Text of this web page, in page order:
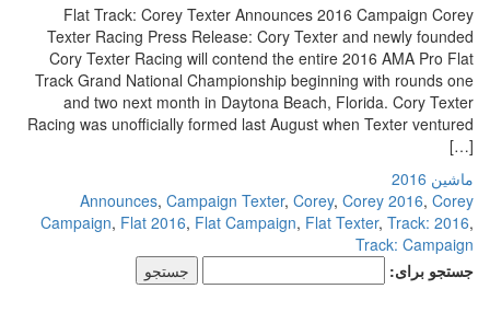
Flat Track: Corey Texter Announces 2016 Campaign Corey
Texter Racing Press Release: Cory Texter and newly founded
Cory Texter Racing will contend the entire 2016 AMA Pro Flat
Track Grand National Championship beginning with rounds one
and two next month in Daytona Beach, Florida. Cory Texter
Racing was unofficially formed last August when Texter ventured
[…]
ماشین 2016
Announces,Campaign Texter,Corey,Corey 2016,Corey
Campaign,Flat 2016,Flat Campaign,Flat Texter,Track: 2016
Track: Campaign
جستجو برای: